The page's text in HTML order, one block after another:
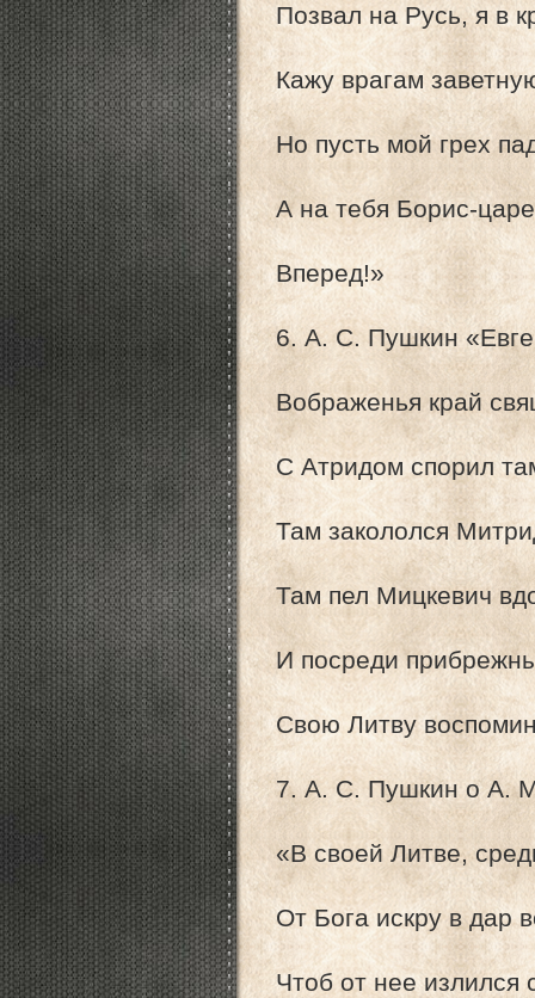
Позвал на Русь, я в
Кажу врагам
Но пусть мой грех
А на тебя Борис-
Вперед!»
6. А. С. Пушкин
Вображенья край
С Атридом спорил
Там закололся
Там пел Мицкевич
И посреди
Свою Литву
7. А. С. Пушкин о А.
«В своей Литве,
От Бога искру в дар
Чтоб от нее излился